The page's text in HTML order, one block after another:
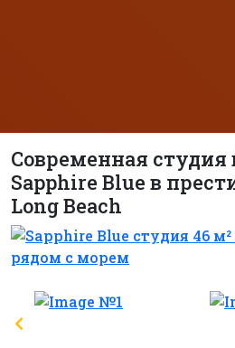
Современная студия
Sapphire Blue в
Long Beach